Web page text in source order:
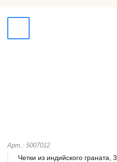
Арт.: 5007012
Четки из индийского